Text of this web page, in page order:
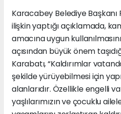
Karacabey Belediye
ilişkin yaptığı açıklamada,
amacına uygun
açısından büyük önem
Karabatı, “Kaldırımlar
şekilde yürüyebilmesi için
alanlarıdır. Özellikle engelli
yaşlılarımızın ve çocuklu